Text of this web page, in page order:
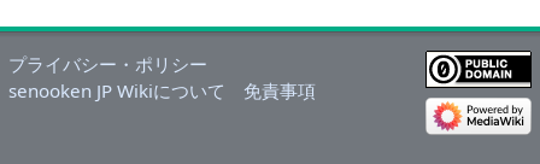
プライバシー・ポリシー
senooken JP Wikiについて
免責事項